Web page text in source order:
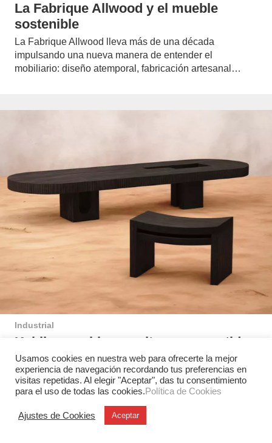
La Fabrique Allwood y el mueble
sostenible
La Fabrique Allwood lleva más de una década
impulsando una nueva manera de entender el
mobiliario: diseño atemporal, fabricación artesanal…
Industrial
Kabila: muebles y cultura compartida
El diseñador Terry Aidoo presenta Kabila, una colección
de mobiliario inspirada en el papel social y cultural del
patio tradicional…
Usamos cookies en nuestra web para ofrecerte la mejor
experiencia de navegación recordando tus preferencias en
visitas repetidas. Al elegir "Aceptar", das tu consentimiento
para el uso de todas las cookies.Política de Cookies
Ajustes de Cookies Aceptar